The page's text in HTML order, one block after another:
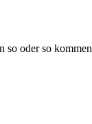
so oder so kommen